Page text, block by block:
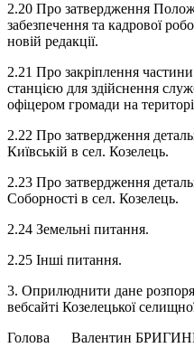
2.20 Про затвердження
забезпечення та кадрової
новій редакції.
2.21 Про закріплення частини
станцією для здійснення
офіцером громади на
2.22 Про затвердження
Київській в сел. Козелець.
2.23 Про затвердження
Соборності в сел. Козелець.
2.24 Земельні питання.
2.25 Інші питання.
3. Оприлюднити дане
вебсайті Козелецької
Голова Валентин